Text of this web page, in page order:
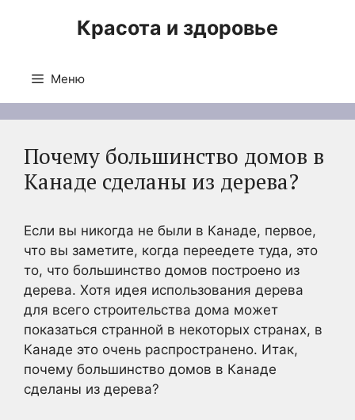
Красота и здоровье
Меню
Почему большинство домов в
Канаде сделаны из дерева?
Если вы никогда не были в Канаде, первое,
что вы заметите, когда переедете туда, это
то, что большинство домов построено из
дерева. Хотя идея использования дерева
для всего строительства дома может
показаться странной в некоторых странах, в
Канаде это очень распространено. Итак,
почему большинство домов в Канаде
сделаны из дерева?